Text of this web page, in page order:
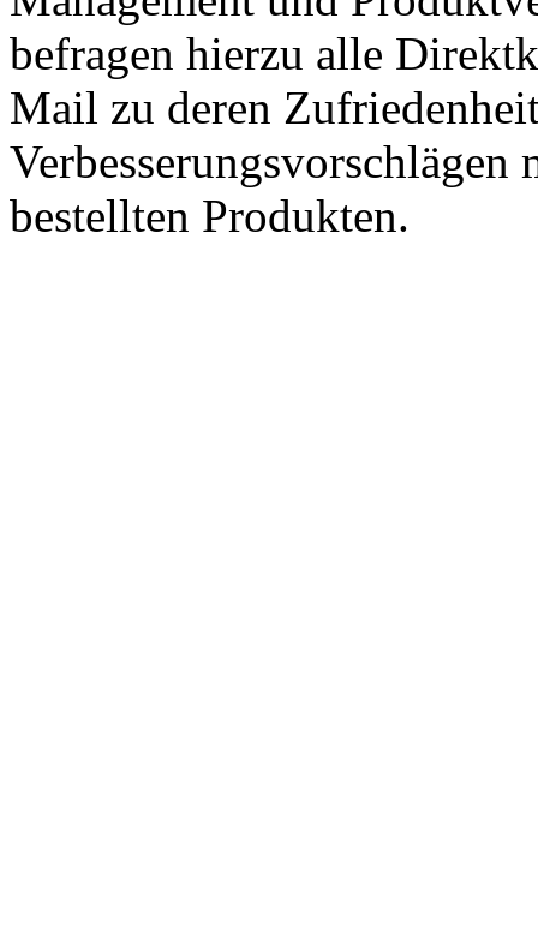
befragen hierzu alle
Mail zu deren
bestellten Produkten.